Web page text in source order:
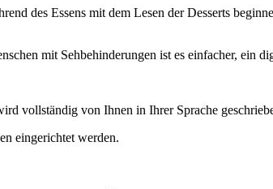
des Essens mit dem Lesen der Desserts
mit Sehbehinderungen ist es einfacher, ein
vollständig von Ihnen in Ihrer Sprache
eingerichtet werden.